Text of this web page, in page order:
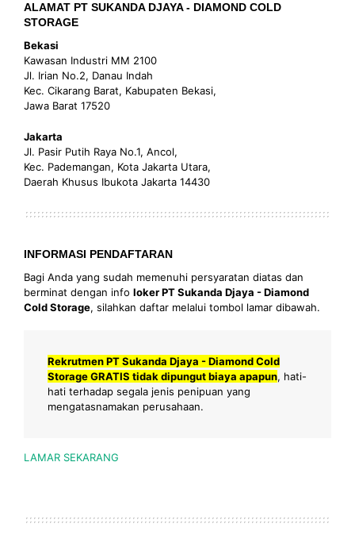
ALAMAT PT SUKANDA DJAYA - DIAMOND COLD
STORAGE
Bekasi
Kawasan Industri MM 2100
Jl. Irian No.2, Danau Indah
Kec. Cikarang Barat, Kabupaten Bekasi,
Jawa Barat 17520
Jakarta
Jl. Pasir Putih Raya No.1, Ancol,
Kec. Pademangan, Kota Jakarta Utara,
Daerah Khusus Ibukota Jakarta 14430
INFORMASI PENDAFTARAN
Bagi Anda yang sudah memenuhi persyaratan diatas dan
berminat dengan info loker PT Sukanda Djaya - Diamond
Cold Storage, silahkan daftar melalui tombol lamar dibawah.
Rekrutmen PT Sukanda Djaya - Diamond Cold
Storage GRATIS tidak dipungut biaya apapun, hati-
hati terhadap segala jenis penipuan yang
mengatasnamakan perusahaan.
LAMAR SEKARANG